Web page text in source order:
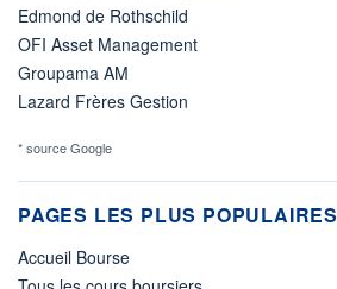
Edmond de Rothschild
OFI Asset Management
Groupama AM
Lazard Frères Gestion
* source Google
PAGES LES PLUS POPULAIRES
Accueil Bourse